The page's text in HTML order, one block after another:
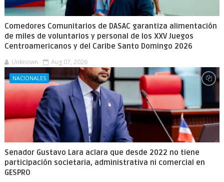
Comedores Comunitarios de DASAC garantiza alimentación
de miles de voluntarios y personal de los XXV Juegos
Centroamericanos y del Caribe Santo Domingo 2026
Unknown Aug 07, 2026
NACIONALES
Senador Gustavo Lara aclara que desde 2022 no tiene
participación societaria, administrativa ni comercial en
GESPRO